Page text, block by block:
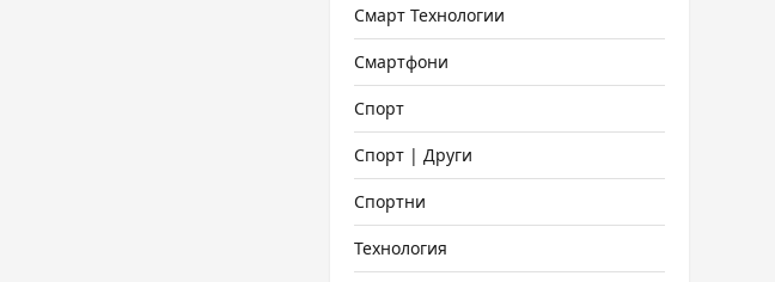
Смарт Технологии
Смартфони
Спорт
Спорт | Други
Спортни
Технология